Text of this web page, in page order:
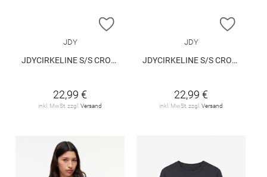
ZUR WUNSCHLISTE HINZUFÜGEN
JDY
JDYCIRKELINE S/S CROP TOP KNT
22,99 €
inkl. MwSt. zzgl. Versand
ZUR
JDY
JDYCIRKELINE S/S CROP TOP KNT
22,99 €
inkl. MwSt. zzgl. Versand